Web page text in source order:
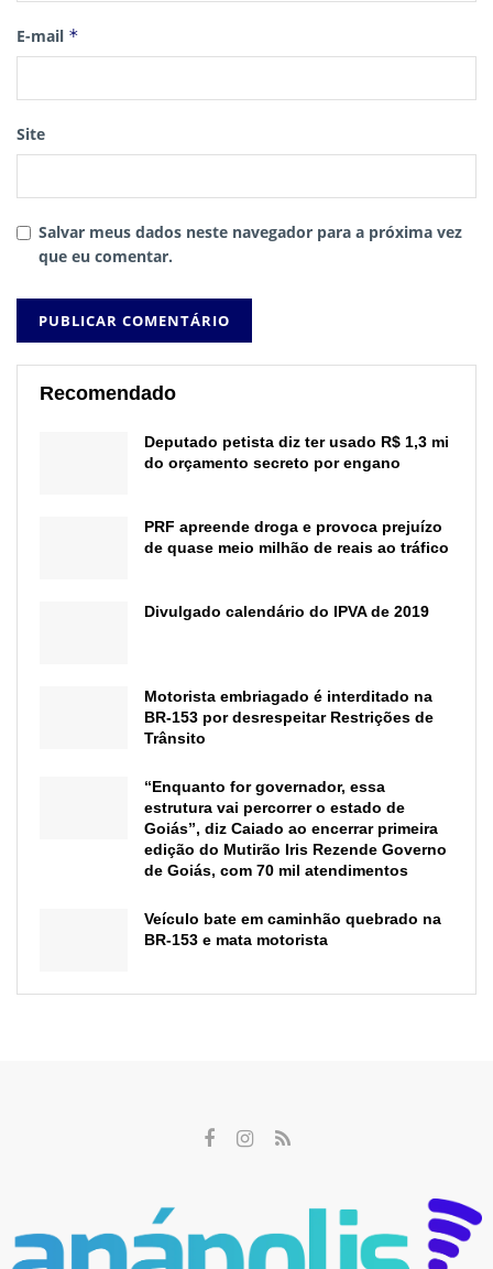
E-mail *
Site
Salvar meus dados neste navegador para a próxima vez
que eu comentar.
Recomendado
Deputado petista diz ter usado R$ 1,3 mi
do orçamento secreto por engano
PRF apreende droga e provoca prejuízo
de quase meio milhão de reais ao tráfico
Divulgado calendário do IPVA de 2019
Motorista embriagado é interditado na
BR-153 por desrespeitar Restrições de
Trânsito
“Enquanto for governador, essa
estrutura vai percorrer o estado de
Goiás”, diz Caiado ao encerrar primeira
edição do Mutirão Iris Rezende Governo
de Goiás, com 70 mil atendimentos
Veículo bate em caminhão quebrado na
BR-153 e mata motorista